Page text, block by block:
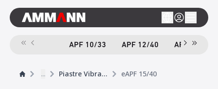
APF 10/33 APF 12/40 APF 12/40-
... Piastre Vibranti eAPF 15/40